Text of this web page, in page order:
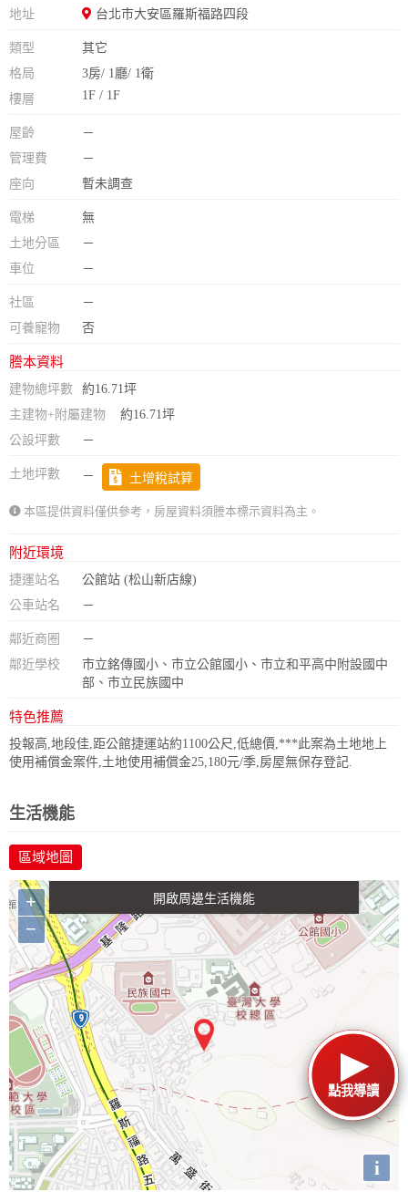
點我導讀
地址
台北市大安區羅斯福路四段
類型
其它
格局
3房/ 1廳/ 1衛
樓層
1F / 1F
屋齡
－
管理費
－
座向
暫未調查
電梯
無
土地分區
－
車位
－
社區
－
可養寵物
否
謄本資料
建物總坪數
約16.71坪
主建物+附屬建物
約16.71坪
公設坪數
－
土地坪數 － 土增稅試算
本區提供資料僅供參考，房屋資料須謄本標示資料為主。
附近環境
捷運站名
公館站 (松山新店線)
公車站名
－
鄰近商圈
－
鄰近學校
市立銘傳國小、市立公館國小、市立和平高中附設國中
部、市立民族國中
特色推薦
投報高,地段佳,距公館捷運站約1100公尺,低總價,***此案為土地地上
使用補償金案件,土地使用補償金25,180元/季,房屋無保存登記.
生活機能
區域地圖生活購物
+
−
i